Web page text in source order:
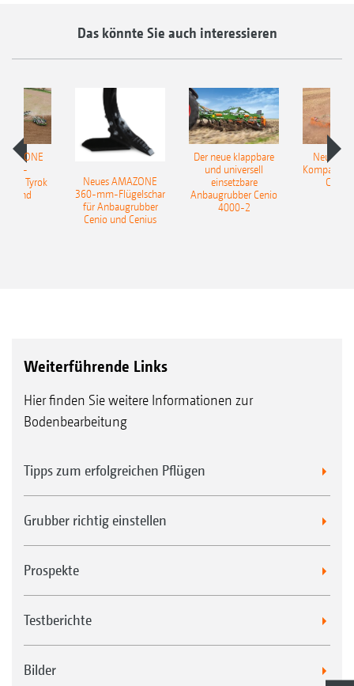
Das könnte Sie auch interessieren
Tyrok
Neues AMAZONE
360-mm-Flügelschar
für Anbaugrubber
Cenio und Cenius
Der neue klappbare
und universell
einsetzbare
Anbaugrubber Cenio
4000-2
Neue
Weiterführende Links
Hier finden Sie weitere Informationen zur
Bodenbearbeitung
Tipps zum erfolgreichen Pflügen
Grubber richtig einstellen
Prospekte
Testberichte
Bilder